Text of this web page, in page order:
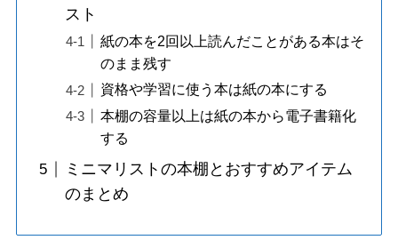
スト
紙の本を2回以上読んだことがある本はそ
のまま残す
資格や学習に使う本は紙の本にする
本棚の容量以上は紙の本から電子書籍化
する
ミニマリストの本棚とおすすめアイテム
のまとめ